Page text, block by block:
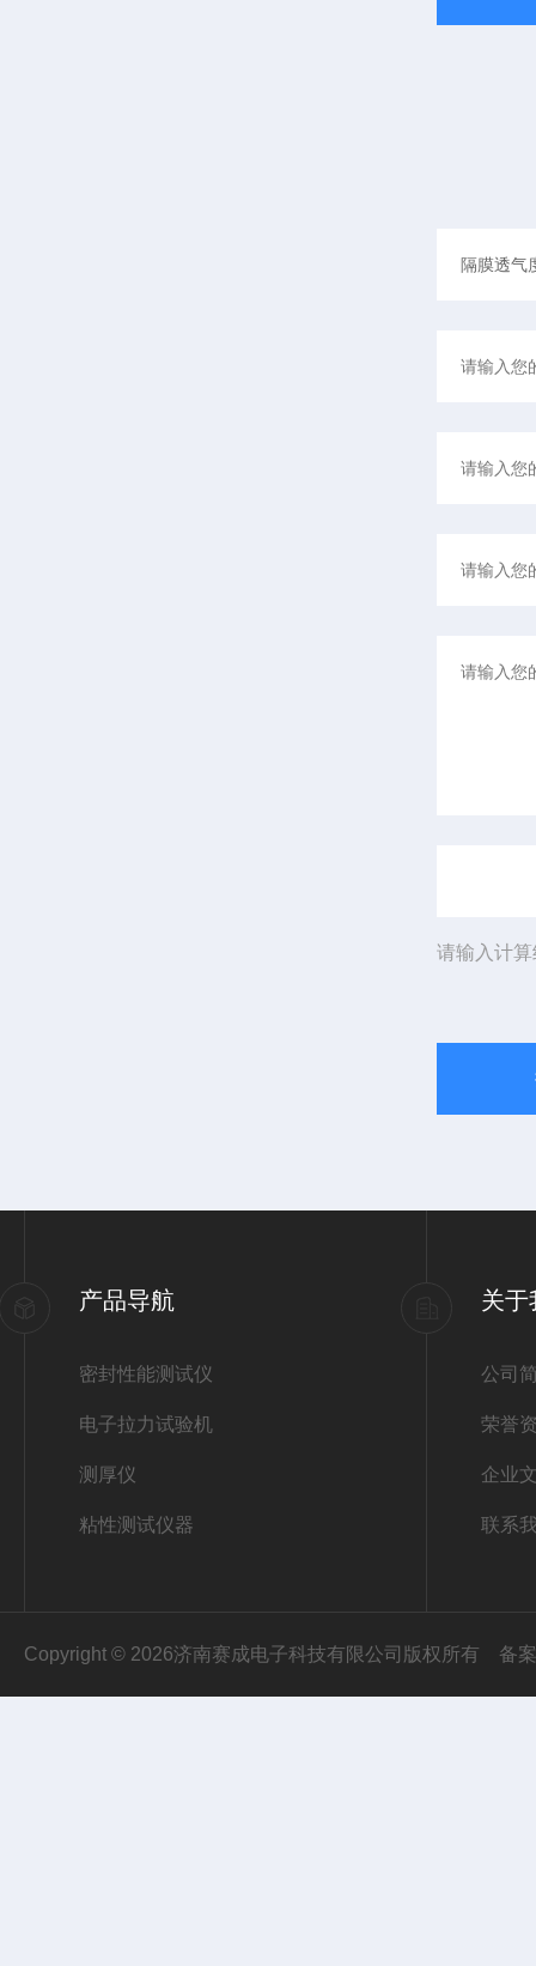
请输入计
产品导航
密封性能测试仪
电子拉力试验机
测厚仪
粘性测试仪器
关于
公司
荣誉
企业
联系
Copyright © 2026济南赛成电子科技有限公司版权所有 备